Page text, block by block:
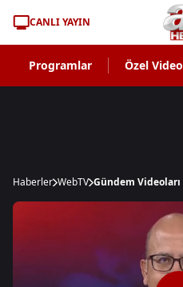
CANLI YAYIN
Programlar Özel Video
Haberler WebTV Gündem Videoları